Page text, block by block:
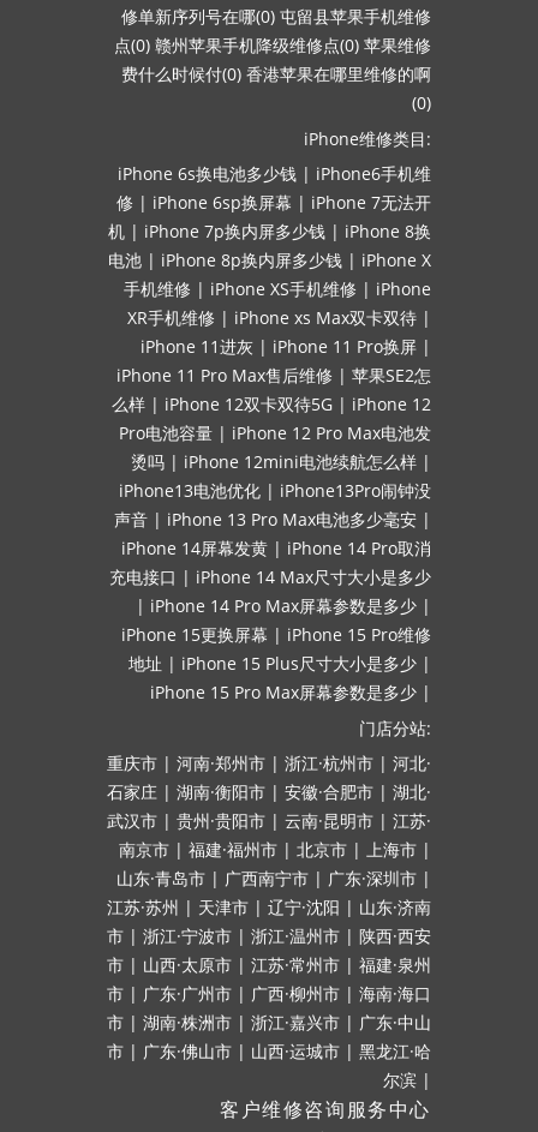
修单新序列号在哪(0) 屯留县苹果手机维修
点(0) 赣州苹果手机降级维修点(0) 苹果维修
费什么时候付(0) 香港苹果在哪里维修的啊
(0)
iPhone维修类目:
iPhone 6s换电池多少钱 | iPhone6手机维
修 | iPhone 6sp换屏幕 | iPhone 7无法开
机 | iPhone 7p换内屏多少钱 | iPhone 8换
电池 | iPhone 8p换内屏多少钱 | iPhone X
手机维修 | iPhone XS手机维修 | iPhone
XR手机维修 | iPhone xs Max双卡双待 |
iPhone 11进灰 | iPhone 11 Pro换屏 |
iPhone 11 Pro Max售后维修 | 苹果SE2怎
么样 | iPhone 12双卡双待5G | iPhone 12
Pro电池容量 | iPhone 12 Pro Max电池发
烫吗 | iPhone 12mini电池续航怎么样 |
iPhone13电池优化 | iPhone13Pro闹钟没
声音 | iPhone 13 Pro Max电池多少毫安 |
iPhone 14屏幕发黄 | iPhone 14 Pro取消
充电接口 | iPhone 14 Max尺寸大小是多少
| iPhone 14 Pro Max屏幕参数是多少 |
iPhone 15更换屏幕 | iPhone 15 Pro维修
地址 | iPhone 15 Plus尺寸大小是多少 |
iPhone 15 Pro Max屏幕参数是多少 |
门店分站:
重庆市 | 河南·郑州市 | 浙江·杭州市 | 河北·
石家庄 | 湖南·衡阳市 | 安徽·合肥市 | 湖北·
武汉市 | 贵州·贵阳市 | 云南·昆明市 | 江苏·
南京市 | 福建·福州市 | 北京市 | 上海市 |
山东·青岛市 | 广西南宁市 | 广东·深圳市 |
江苏·苏州 | 天津市 | 辽宁·沈阳 | 山东·济南
市 | 浙江·宁波市 | 浙江·温州市 | 陕西·西安
市 | 山西·太原市 | 江苏·常州市 | 福建·泉州
市 | 广东·广州市 | 广西·柳州市 | 海南·海口
市 | 湖南·株洲市 | 浙江·嘉兴市 | 广东·中山
市 | 广东·佛山市 | 山西·运城市 | 黑龙江·哈
尔滨 |
客户维修咨询服务中心